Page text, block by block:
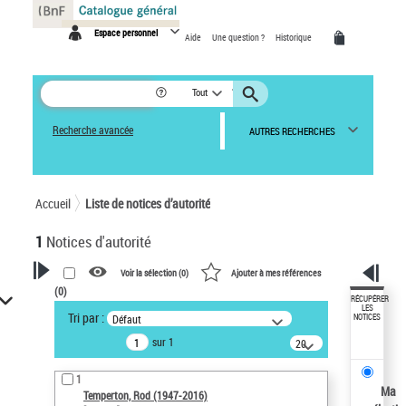
Espace personnel Aide Une question ? Historique
Tout
Recherche avancée AUTRES RECHERCHES
Accueil Liste de notices d’autorité
1 Notices d'autorité
VOTRE RECHERCHE
Recherche avancée dans les
notices d’autorité
Œuvres liées à l'auteur :
Temperton, Rod (1947-2016)
Voir la sélection (0) Ajouter à mes références
(0)
Tri par : Défaut
sur 1
20
résultats/page
1
Temperton, Rod (1947-2016)
RÉCUPÉRER
LES
NOTICES
Ma
Panneau de gestion des cookies